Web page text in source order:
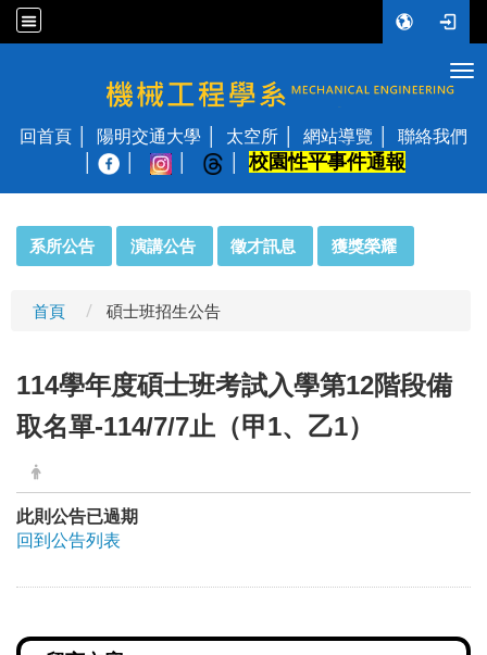
國立陽明交通大學 機械工程學系
回首頁 陽明交通大學 太空所 網站導覽
聯絡我們
校園性平事件通報
系所公告 演講公告 徵才訊息 獲獎榮耀
首頁 碩士班招生公告
114學年度碩士班考試入學第12階段備
取名單-114/7/7止（甲1、乙1）
此則公告已過期
回到公告列表